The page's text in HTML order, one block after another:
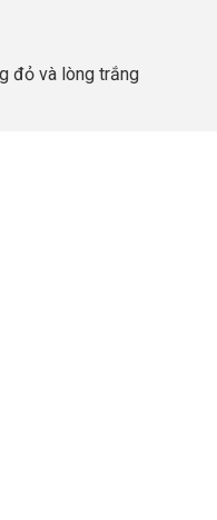
đỏ và lòng trắng